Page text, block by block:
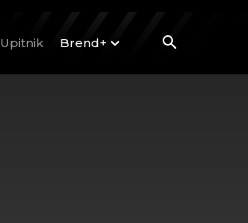
Upitnik Brend+